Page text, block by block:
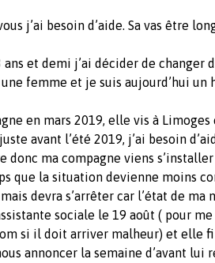
j’ai besoin d’aide. Sa vas être
et demi j’ai décider de changer
femme et je suis aujourd’hui un
en mars 2019, elle vis à Limoges
avant l’été 2019, j’ai besoin
donc ma compagne viens
que la situation devienne moins
devra s’arrêter car l’état de ma
sociale le 19 août ( pour
si il doit arriver malheur) et elle
annoncer la semaine d’avant lui